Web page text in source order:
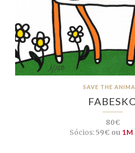
SAVE THE
80€
Sócios:59€ ou 1M